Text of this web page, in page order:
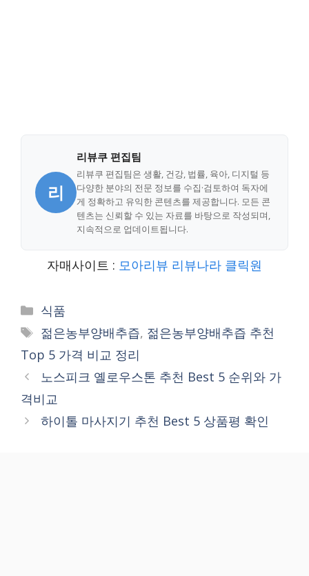
리
리뷰쿠 편집팀
리뷰쿠 편집팀은 생활, 건강, 법률, 육아, 디지털 등
다양한 분야의 전문 정보를 수집·검토하여 독자에
게 정확하고 유익한 콘텐츠를 제공합니다. 모든 콘
텐츠는 신뢰할 수 있는 자료를 바탕으로 작성되며,
지속적으로 업데이트됩니다.
자매사이트 : 모아리뷰 리뷰나라 클릭원
Categories
식품
Tags
젊은농부양배추즙, 젊은농부양배추즙 추천
Top 5 가격 비교 정리
노스피크 옐로우스톤 추천 Best 5 순위와 가
격비교
하이톨 마사지기 추천 Best 5 상품평 확인